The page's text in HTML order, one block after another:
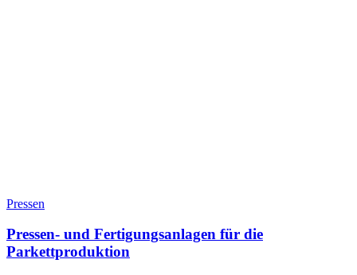
Pressen
Pressen- und Fertigungsanlagen für die
Parkettproduktion